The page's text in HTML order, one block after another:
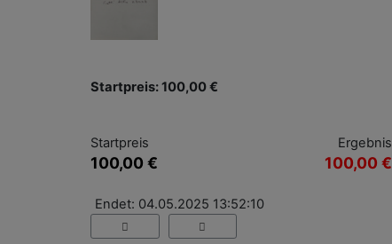
Startpreis: 100,00 €
Startpreis
100,00 €
Ergebnis
100,00 €
Endet: 04.05.2025 13:52:10